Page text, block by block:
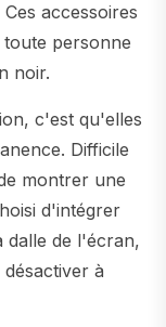
accessoires
toute personne
noir.
c'est qu'elles
Difficile
montrer une
d'intégrer
dalle de l'écran,
à